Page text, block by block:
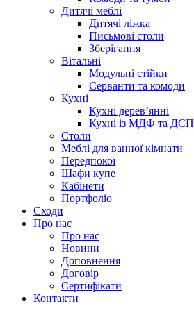
Дитячі меблі
Дитячі ліжка
Письмові столи
Зберігання
Вітальні
Модульні стійки
Серванти та комоди
Кухні
Кухні дерев’янні
Кухні із МДФ та ДСП
Cтоли
Меблі для ванної кімнати
Передпокої
Шафи купе
Кабінети
Портфоліо
Сходи
Про нас
Про нас
Новини
Доповнення
Договір
Сертифікати
Контакти